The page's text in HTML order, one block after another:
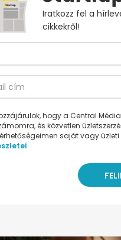
Iratkozz fel a
cikkekről!
hogy a Central
és közvetlen
saját vagy